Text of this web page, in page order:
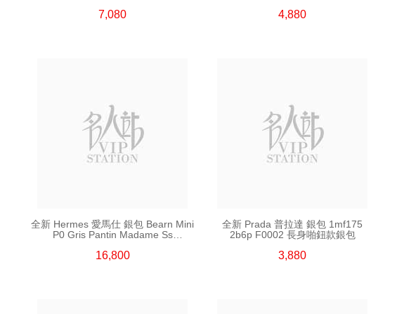
7,080 4,880
全新 Hermes 愛馬仕 銀包 Bearn Mini
P0 Gris Pantin Madame Ss
16,800
全新 Prada 普拉達 銀包 1mf175
2b6p F0002 長身啪鈕款銀包
3,880